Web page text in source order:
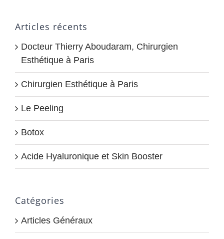
Articles récents
Docteur Thierry Aboudaram, Chirurgien
Esthétique à Paris
Chirurgien Esthétique à Paris
Le Peeling
Botox
Acide Hyaluronique et Skin Booster
Catégories
Articles Généraux